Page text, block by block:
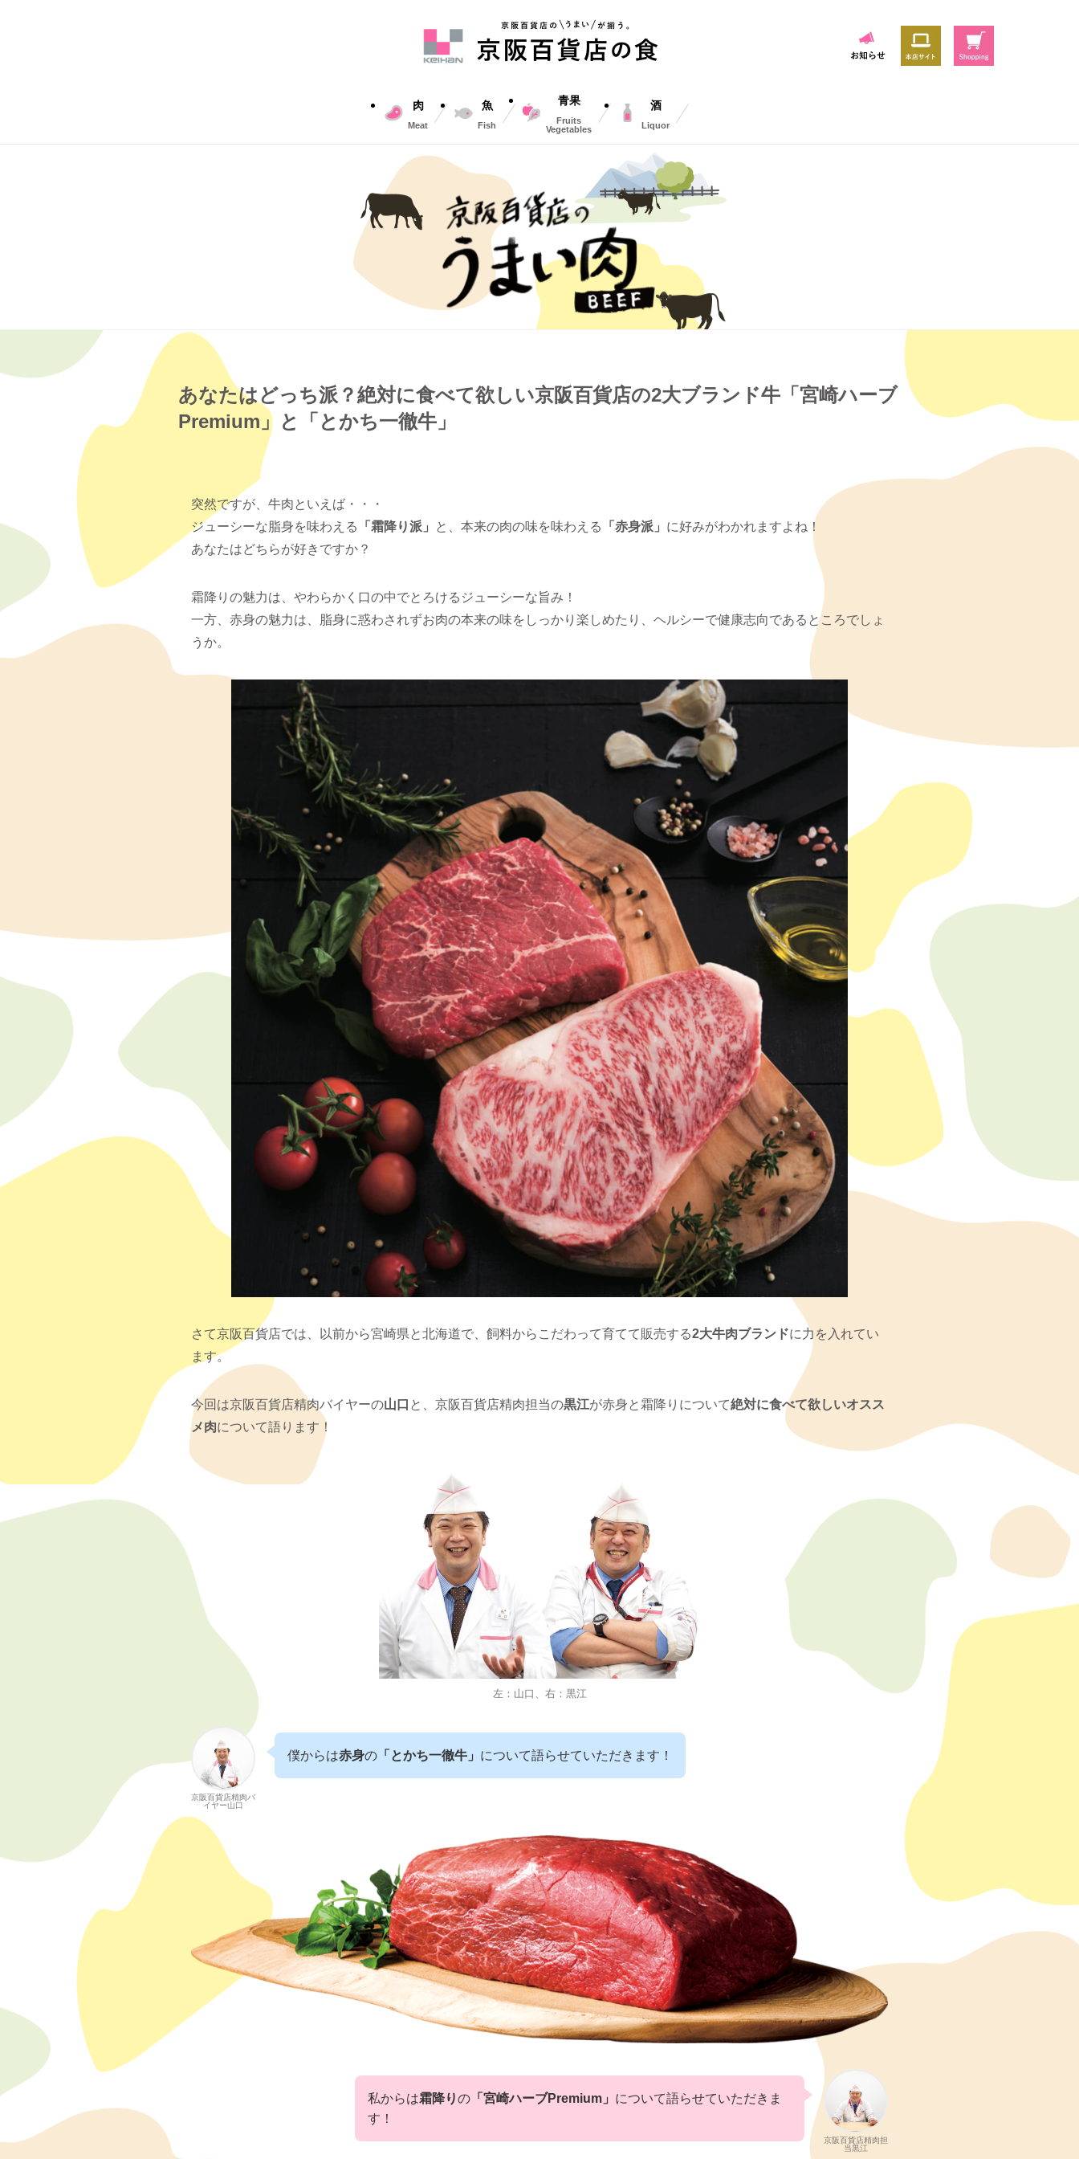
肉
Meat
魚
Fish
青果
Fruits
Vegetables
酒
Liquor
あなたはどっち派？絶対に食べて欲しい京阪百貨店の2大ブランド牛「宮崎ハーブ
Premium」と「とかち一徹牛」
突然ですが、牛肉といえば・・・
ジューシーな脂身を味わえる
「霜降り派」 と、本来の肉の味を味わえる 「赤身派」 に好みがわかれますよね！
あなたはどちらが好きですか？
霜降りの魅力は、やわらかく口の中でとろけるジューシーな旨み！
一方、赤身の魅力は、脂身に惑わされずお肉の本来の味をしっかり楽しめたり、ヘルシーで健康志向であるところでしょ
うか。
さて京阪百貨店では、以前から宮崎県と北海道で、飼料からこだわって育てて販売する2大牛肉ブランドに力を入れてい
ます。
今回は京阪百貨店精肉バイヤーの山口 と、京阪百貨店精肉担当の黒江が赤身と霜降りについて絶対に食べて欲しいオスス
メ肉について語ります！
左：山口、右：黒江
京阪百貨店精肉バ
イヤー山口
僕からは赤身の 「とかち一徹牛」 について語らせていただきます！
京阪百貨店精肉担
当黒江
私からは霜降りの 「宮崎ハーブPremium」 について語らせていただきま
す！